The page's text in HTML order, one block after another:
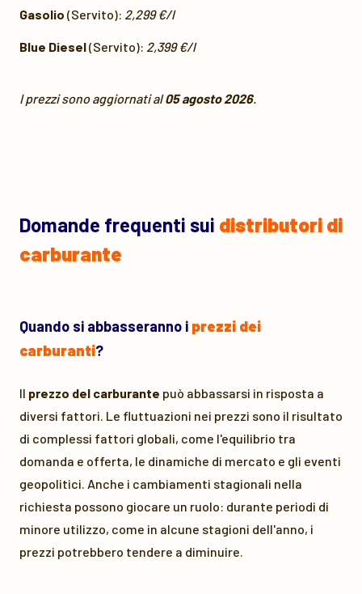
Gasolio (Servito): 2,299 €/l
Blue Diesel(Servito): 2,399 €/l
I prezzi sono aggiornati al05 agosto 2026.
Domande frequenti sui distributori di
carburante
Quando si abbasseranno i prezzi dei
carburanti?
Il prezzo del carburante può abbassarsi in risposta a
diversi fattori. Le fluttuazioni nei prezzi sono il risultato
di complessi fattori globali, come l'equilibrio tra
domanda e offerta, le dinamiche di mercato e gli eventi
geopolitici. Anche i cambiamenti stagionali nella
richiesta possono giocare un ruolo: durante periodi di
minore utilizzo, come in alcune stagioni dell'anno, i
prezzi potrebbero tendere a diminuire.